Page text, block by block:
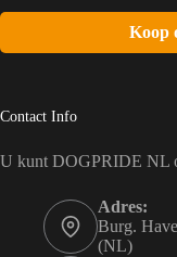
Koop
Contact Info
U kunt DOGPRIDE NL
Adres:
Burg.
(NL)